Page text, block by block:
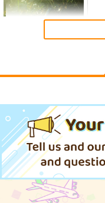
Light
Area017
1,320円 （税込）
ガウェイン
サンプル
作品詳細